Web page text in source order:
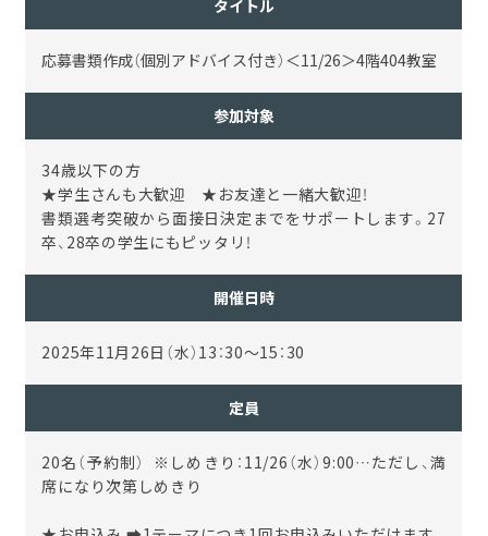
タイトル
応募書類作成（個別アドバイス付き）＜11/26＞4階404教室
参加対象
34歳以下の方
★学生さんも大歓迎 ★お友達と一緒大歓迎！
書類選考突破から面接日決定までをサポートします。27
卒、28卒の学生にもピッタリ！
開催日時
2025年11月26日（水）13：30～15：30
定員
20名（予約制） ※しめきり：11/26（水）9:00…ただし、満
席になり次第しめきり